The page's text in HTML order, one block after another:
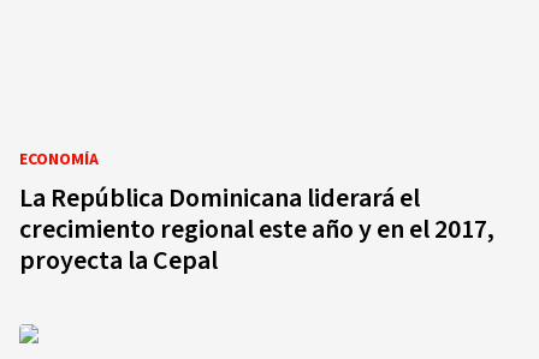
ECONOMÍA
La República Dominicana liderará el
crecimiento regional este año y en el 2017,
proyecta la Cepal